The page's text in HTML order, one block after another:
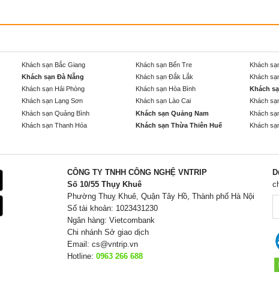
Khách sạn Bắc Giang Khách sạn Bến Tre Khách
Khách sạn Đà Nẵng Khách sạn Đắk Lắk Khách
Khách sạn Hải Phòng Khách sạn Hòa Bình Khách
Khách sạn Lạng Sơn Khách sạn Lào Cai Khách
Khách sạn Quảng Bình Khách sạn Quảng Nam Khách
Khách sạn Thanh Hóa Khách sạn Thừa Thiên Huế Khách
CÔNG TY TNHH CÔNG NGHỆ VNTRIP
Số 10/55 Thụy Khuê
Phường Thuỵ Khuê, Quận Tây Hồ, Thành phố Hà Nội
Số tài khoản: 1023431230
Ngân hàng: Vietcombank
Chi nhánh Sở giao dịch
Email: cs@vntrip.vn
Hotline: 0963 266 688